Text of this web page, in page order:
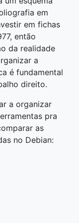
em
em fichas
então
da realidade
a
é fundamental
direito.
a organizar
pra
as
no Debian: